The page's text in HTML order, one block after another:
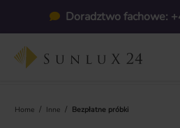
Przejdź do głównej zawartościDoradztwo fachowe:
Home / Inne / Bezpłatne próbki